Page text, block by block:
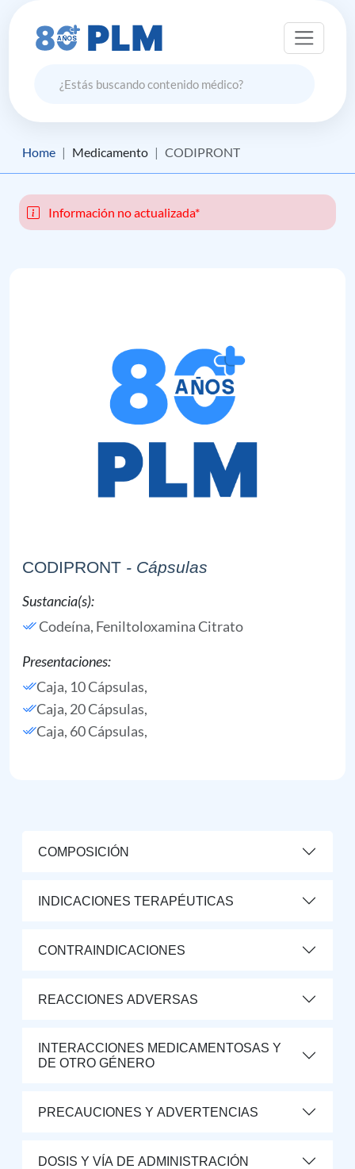
Home Medicamento CODIPRONT
Información no actualizada*
CODIPRONT - Cápsulas
Sustancia(s):
Codeína, Feniltoloxamina Citrato
Presentaciones:
Caja, 10 Cápsulas,
Caja, 20 Cápsulas,
Caja, 60 Cápsulas,
COMPOSICIÓN
INDICACIONES TERAPÉUTICAS
CONTRAINDICACIONES
REACCIONES ADVERSAS
INTERACCIONES MEDICAMENTOSAS Y
DE OTRO GÉNERO
PRECAUCIONES Y ADVERTENCIAS
DOSIS Y VÍA DE ADMINISTRACIÓN